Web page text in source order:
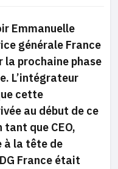
Emmanuelle
générale France
la prochaine phase
. L’intégrateur
cette
au début de ce
tant que CEO,
à la tête de
France était